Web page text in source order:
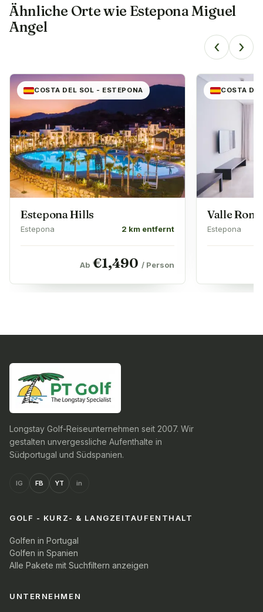
Ähnliche Orte wie Estepona Miguel
Angel
‹ ›
COSTA DEL SOL - ESTEPONA
Estepona Hills
Estepona 2 km entfernt
Ab €1,490 / Person
COSTA
Valle
Estepona
Longstay Golf-Reiseunternehmen seit 2007. Wir
gestalten unvergessliche Aufenthalte in
Südportugal und Südspanien.
IG FB YT in
GOLF - KURZ- & LANGZEITAUFENTHALT
Golfen in Portugal
Golfen in Spanien
Alle Pakete mit Suchfiltern anzeigen
UNTERNEHMEN